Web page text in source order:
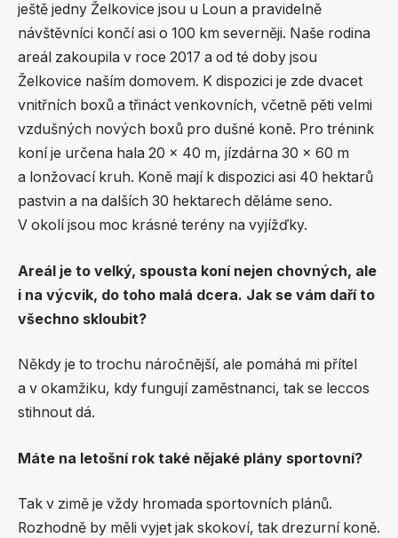
ještě jedny Želkovice jsou u Loun a pravidelně
návštěvníci končí asi o 100 km severněji. Naše rodina
areál zakoupila v roce 2017 a od té doby jsou
Želkovice naším domovem. K dispozici je zde dvacet
vnitřních boxů a třináct venkovních, včetně pěti velmi
vzdušných nových boxů pro dušné koně. Pro trénink
koní je určena hala 20 x 40 m, jízdárna 30 x 60 m
a lonžovací kruh. Koně mají k dispozici asi 40 hektarů
pastvin a na dalších 30 hektarech děláme seno.
V okolí jsou moc krásné terény na vyjížďky.
Areál je to velký, spousta koní nejen chovných, ale
i na výcvik, do toho malá dcera. Jak se vám daří to
všechno skloubit?
Někdy je to trochu náročnější, ale pomáhá mi přítel
a v okamžiku, kdy fungují zaměstnanci, tak se leccos
stihnout dá.
Máte na letošní rok také nějaké plány sportovní?
Tak v zimě je vždy hromada sportovních plánů.
Rozhodně by měli vyjet jak skokoví, tak drezurní koně.